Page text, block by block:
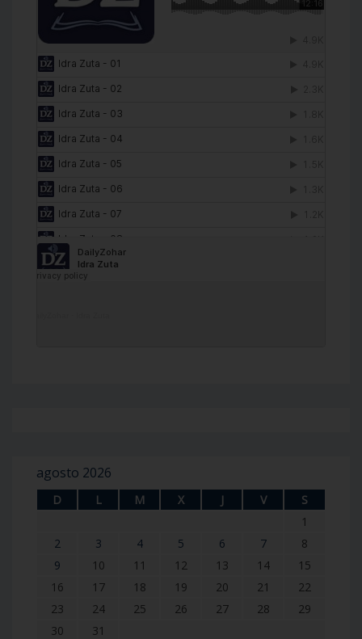
agosto 2026
D L M X J V
S
1
2
3 4 5 6 7
8
9
10 11 12 13 14
15
16
17 18 19 20 21
22
23
24 25 26 27 28
29
30
31